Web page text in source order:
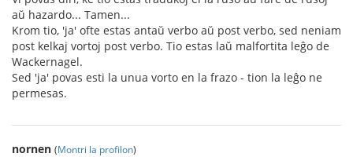
aŭ hazardo... Tamen...
Krom tio, 'ja' ofte estas antaŭ verbo aŭ post verbo, sed neniam
post kelkaj vortoj post verbo. Tio estas laŭ malfortita leĝo de
Wackernagel.
Sed 'ja' povas esti la unua vorto en la frazo - tion la leĝo ne
permesas.
nornen (Montri la profilon)